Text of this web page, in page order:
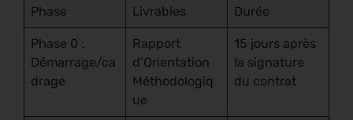
Phase Livrables Durée
Phase 0 :
Démarrage/ca
drage
Rapport
d’Orientation
Méthodologiq
ue
15 jours après
la signature
du contrat